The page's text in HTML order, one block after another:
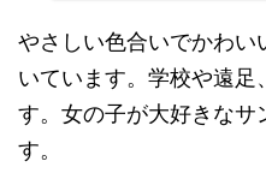
やさしい色合いでかわ
いています。学校や遠足
す。女の子が大好きな
す。